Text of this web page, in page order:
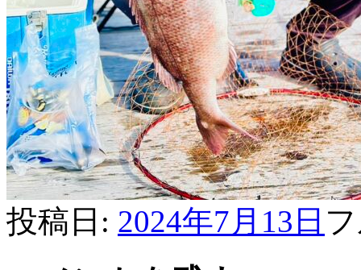
投稿日: 2024年7月13日